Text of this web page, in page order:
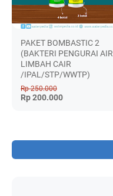
PAKET BOMBASTIC 2
(BAKTERI PENGURAI AIR
LIMBAH CAIR
/IPAL/STP/WWTP)
Rp 250.000
Rp 200.000